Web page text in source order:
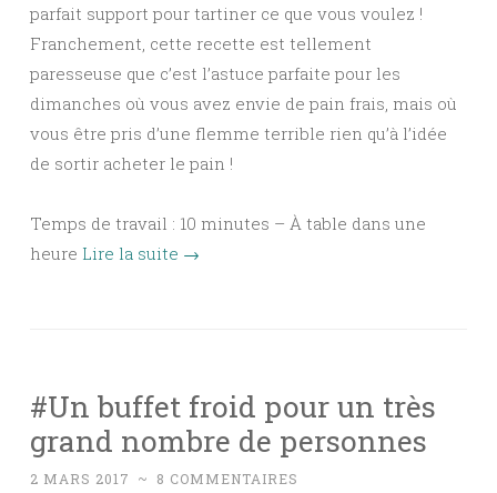
parfait support pour tartiner ce que vous voulez !
Franchement, cette recette est tellement
paresseuse que c’est l’astuce parfaite pour les
dimanches où vous avez envie de pain frais, mais où
vous être pris d’une flemme terrible rien qu’à l’idée
de sortir acheter le pain !
Temps de travail : 10 minutes – À table dans une
heure Lire la suite →
#Un buffet froid pour un très
grand nombre de personnes
2 MARS 2017 ~ 8 COMMENTAIRES